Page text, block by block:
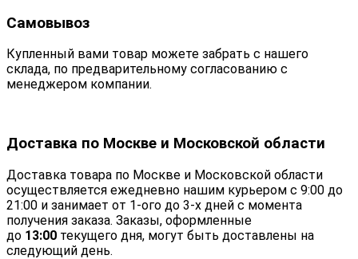
Самовывоз
Купленный вами товар можете забрать с нашего
склада, по предварительному согласованию с
менеджером компании.
Доставка по Москве и Московской области
Доставка товара по Москве и Московской области
осуществляется ежедневно нашим курьером с 9:00 до
21:00 и занимает от 1-ого до 3-х дней с момента
получения заказа. Заказы, оформленные
до 13:00 текущего дня, могут быть доставлены на
следующий день.